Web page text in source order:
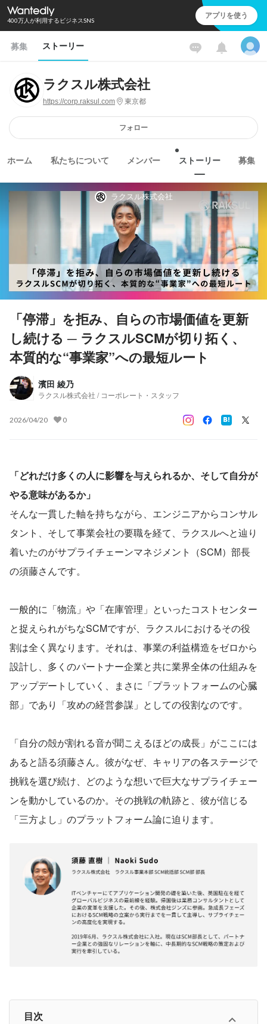
400万人が利用するビジネスSNS アプリを使う
募集 ストーリー
ラクスル株式会社
https://corp.raksul.com 東京都
フォロー
ホーム 私たちについて メンバー ストーリー 募集
ラクスル株式会社
「停滞」を拒み、自らの市場価値を更新
し続ける ─ ラクスルSCMが切り拓く、
本質的な“事業家”への最短ルート
濱田 綾乃
ラクスル株式会社 / コーポレート・スタッフ
2026/04/20 0
「どれだけ多くの人に影響を与えられるか、そして自分が
やる意味があるか」
そんな一貫した軸を持ちながら、エンジニアからコンサル
タント、そして事業会社の要職を経て、ラクスルへと辿り
着いたのがサプライチェーンマネジメント（SCM）部長
の須藤さんです。
一般的に「物流」や「在庫管理」といったコストセンター
と捉えられがちなSCMですが、ラクスルにおけるその役
割は全く異なります。それは、事業の利益構造をゼロから
設計し、多くのパートナー企業と共に業界全体の仕組みを
アップデートしていく、まさに「プラットフォームの心臓
部」であり「攻めの経営参謀」としての役割なのです。
「自分の殻が割れる音が聞こえるほどの成長」がここには
あると語る須藤さん。彼がなぜ、キャリアの各ステージで
挑戦を選び続け、どのような想いで巨大なサプライチェー
ンを動かしているのか。その挑戦の軌跡と、彼が信じる
「三方よし」のプラットフォーム論に迫ります。
目次